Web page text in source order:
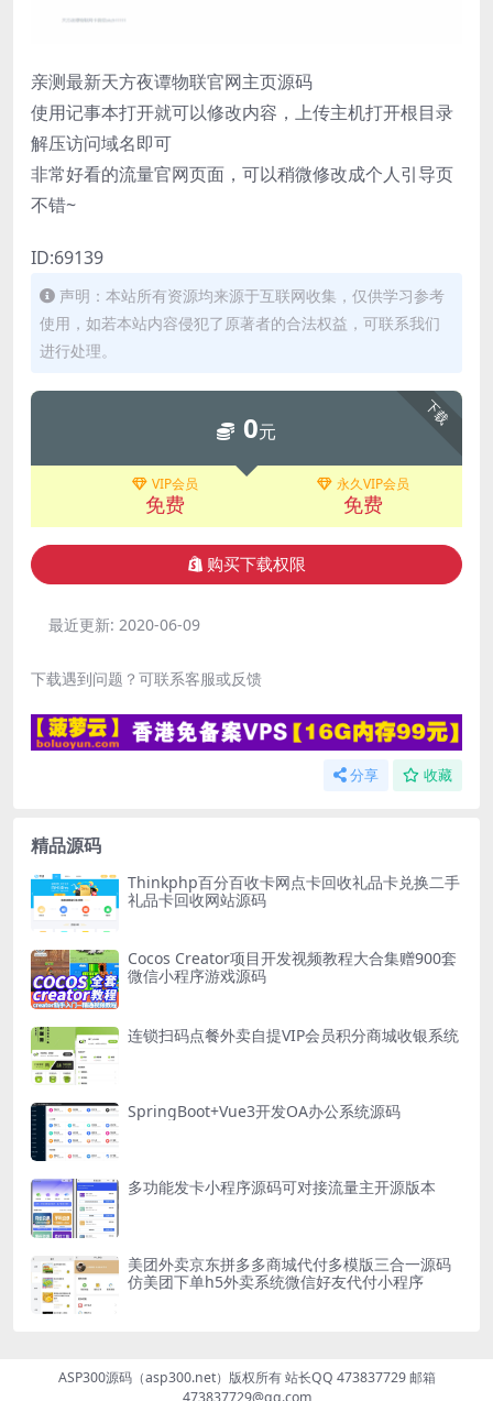
亲测最新天方夜谭物联官网主页源码
使用记事本打开就可以修改内容，上传主机打开根目录
解压访问域名即可
非常好看的流量官网页面，可以稍微修改成个人引导页
不错~
ID:69139
声明：本站所有资源均来源于互联网收集，仅供学习参考
使用，如若本站内容侵犯了原著者的合法权益，可联系我们
进行处理。
下载
0元
VIP会员
免费
永久VIP会员
免费
购买下载权限
最近更新: 2020-06-09
下载遇到问题？可联系客服或反馈
分享 收藏
精品源码
Thinkphp百分百收卡网点卡回收礼品卡兑换二手
礼品卡回收网站源码
Cocos Creator项目开发视频教程大合集赠900套
微信小程序游戏源码
连锁扫码点餐外卖自提VIP会员积分商城收银系统
SpringBoot+Vue3开发OA办公系统源码
多功能发卡小程序源码可对接流量主开源版本
美团外卖京东拼多多商城代付多模版三合一源码
仿美团下单h5外卖系统微信好友代付小程序
ASP300源码（asp300.net）版权所有 站长QQ 473837729 邮箱
473837729@qq.com